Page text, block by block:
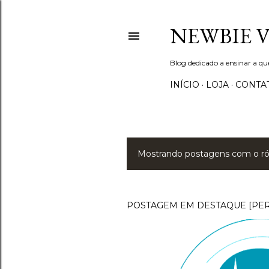
NEWBIE
Blog dedicado a ensinar a
INÍCIO LOJA
P
s
Mostrando postagens com o
POSTAGEM EM DESTAQUE